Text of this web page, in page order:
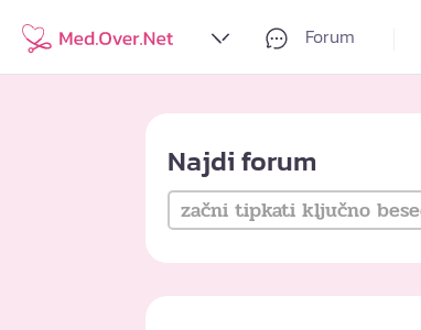
Forum
Najdi forum